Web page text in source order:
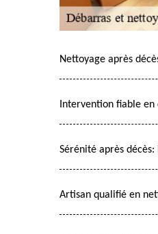
Nettoyage après
Intervention fiable
Sérénité après
Artisan qualifié en